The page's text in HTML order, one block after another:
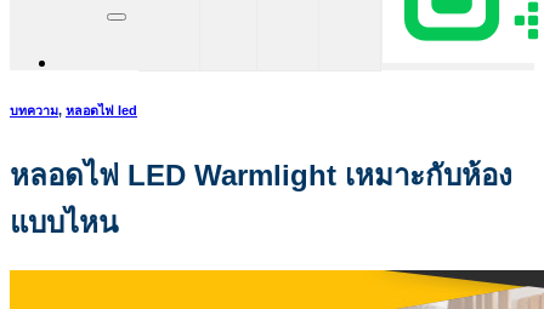
บทความ, หลอดไฟ led
หลอดไฟ LED Warmlight เหมาะกับห้อง
แบบไหน